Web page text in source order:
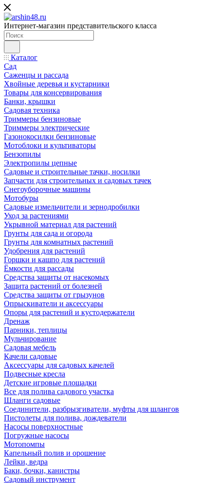
Интернет-магазин представительского класса
Каталог
Сад
Саженцы и рассада
Хвойные деревья и кустарники
Товары для консервирования
Банки, крышки
Садовая техника
Триммеры бензиновые
Триммеры электрические
Газонокосилки бензиновые
Мотоблоки и культиваторы
Бензопилы
Электропилы цепные
Садовые и строительные тачки, носилки
Запчасти для строительных и садовых тачек
Снегоуборочные машины
Мотобуры
Садовые измельчители и зернодробилки
Уход за растениями
Укрывной материал для растений
Грунты для сада и огорода
Грунты для комнатных растений
Удобрения для растений
Горшки и кашпо для растений
Ёмкости для рассады
Средства защиты от насекомых
Защита растений от болезней
Средства защиты от грызунов
Опрыскиватели и аксессуары
Опоры для растений и кустодержатели
Дренаж
Парники, теплицы
Мульчирование
Садовая мебель
Качели садовые
Аксессуары для садовых качелей
Подвесные кресла
Детские игровые площадки
Все для полива садового участка
Шланги садовые
Соединители, разбрызгиватели, муфты для шлангов
Пистолеты для полива, дождеватели
Насосы поверхностные
Погружные насосы
Мотопомпы
Капельный полив и орошение
Лейки, ведра
Баки, бочки, канистры
Садовый инструмент